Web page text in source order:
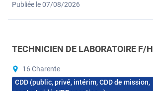
Publiée le 07/08/2026
TECHNICIEN DE LABORATOIRE F/H
16 Charente
CDD (public, privé, intérim, CDD de mission,